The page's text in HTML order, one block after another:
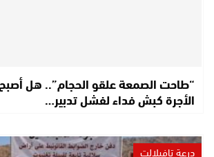
“طاحت الصمعة علقو الحجام”.. هل
الأجرة كبش فداء لفشل تدبير…
درعة تافيلالت